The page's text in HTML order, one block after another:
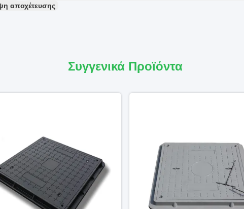
αποχέτευσης
Συγγενικά Προϊόντα